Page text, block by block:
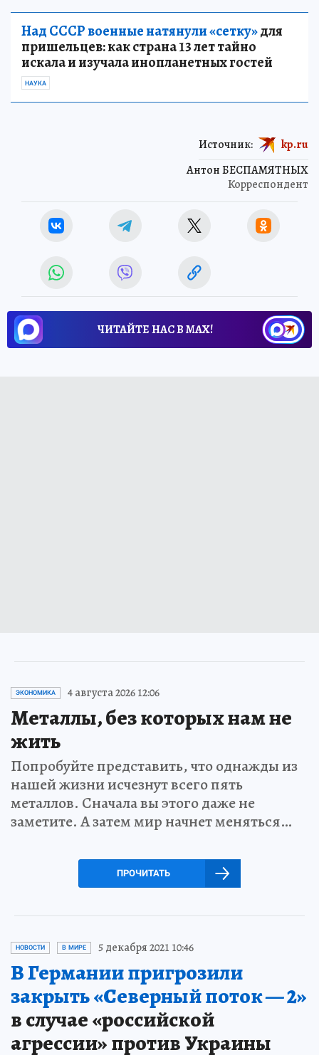
Над СССР военные натянули «сетку»для
пришельцев: как страна 13 лет тайно
искала и изучала инопланетных гостей
НАУКА
Антон БЕСПАМЯТНЫХ
Корреспондент
Источник: kp.ru
ЧИТАЙТЕ НАС В МАХ!
ЭКОНОМИКА 4 августа 2026 12:06
Металлы, без которых нам не
жить
Попробуйте представить, что однажды из
нашей жизни исчезнут всего пять
металлов. Сначала вы этого даже не
заметите. А затем мир начнет меняться…
ПРОЧИТАТЬ
НОВОСТИ В МИРЕ 5 декабря 2021 10:46
В Германии пригрозили
закрыть «Северный поток — 2»
в случае «российской
агрессии» против Украины